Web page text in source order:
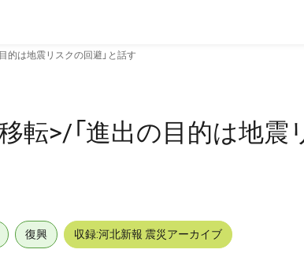
的は地震リスクの回避」と話す
転>/「進出の目的は地震
復興 収録:河北新報 震災アーカイブ